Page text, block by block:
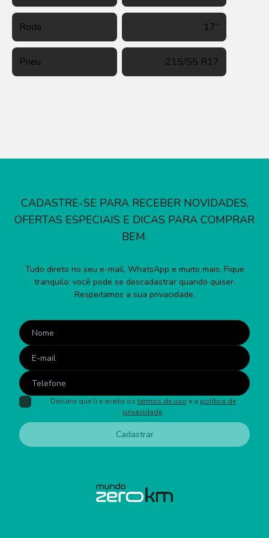
Roda 17”
Pneu 215/55 R17
CADASTRE-SE PARA RECEBER NOVIDADES,
OFERTAS ESPECIAIS E DICAS PARA COMPRAR
BEM.
Tudo direto no seu e-mail, WhatsApp e muito mais. Fique
tranquilo: você pode se descadastrar quando quiser.
Respeitamos a sua privacidade.
Declaro que li e aceito os termos de uso e a política de
privacidade.
Cadastrar